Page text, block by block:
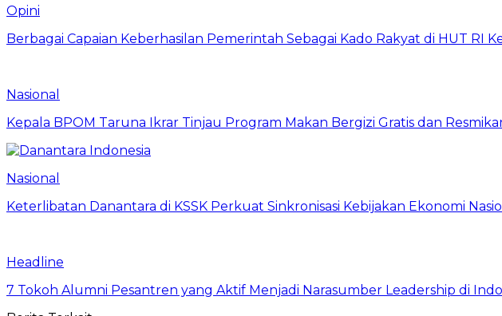
Opini
Berbagai Capaian Keberhasilan Pemerintah Sebagai Kado Rakyat di HUT RI
Nasional
Kepala BPOM Taruna Ikrar Tinjau Program Makan Bergizi Gratis dan
Nasional
Keterlibatan Danantara di KSSK Perkuat Sinkronisasi Kebijakan Ekonomi
Headline
7 Tokoh Alumni Pesantren yang Aktif Menjadi Narasumber Leadership di